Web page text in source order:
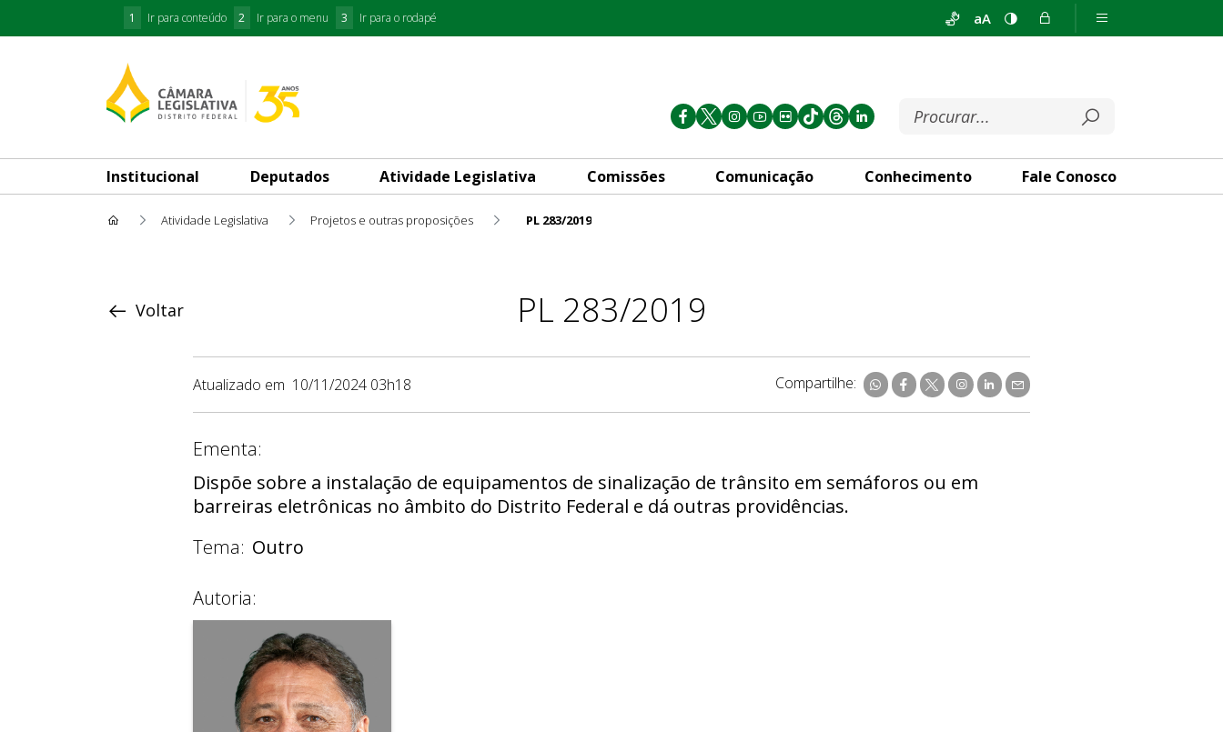
1 Ir para conteúdo 2 Ir para o menu 3 Ir para o rodapé aA
Institucional Deputados Atividade Legislativa Comissões Comunicação Conhecimento Fale Conosco
Atividade Legislativa Projetos e outras proposições PL 283/2019
PL 283/2019
Voltar
Atualizado em 10/11/2024 03h18 Compartilhe:
Ementa:
Dispõe sobre a instalação de equipamentos de sinalização de trânsito em semáforos ou em
barreiras eletrônicas no âmbito do Distrito Federal e dá outras providências.
Tema: Outro
Autoria: